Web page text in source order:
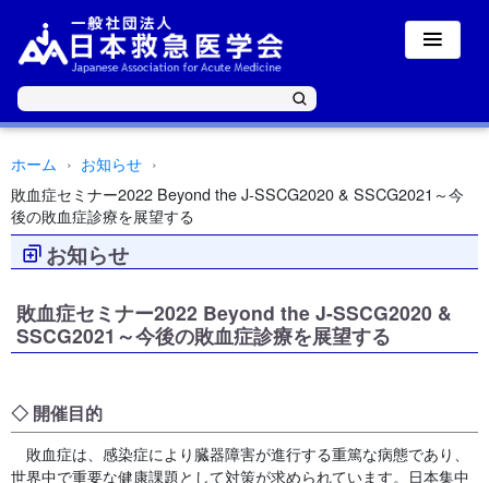
ホーム
お知らせ
敗血症セミナー2022 Beyond the J-SSCG2020 & SSCG2021～今
後の敗血症診療を展望する
お知らせ
敗血症セミナー2022 Beyond the J-SSCG2020 &
SSCG2021～今後の敗血症診療を展望する
◇ 開催目的
敗血症は、感染症により臓器障害が進行する重篤な病態であり、
世界中で重要な健康課題として対策が求められています。日本集中